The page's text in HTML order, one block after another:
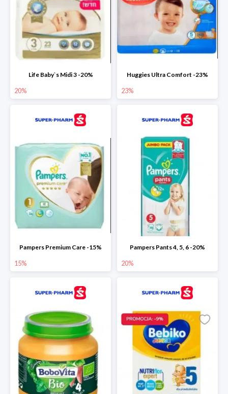
Life Baby`s Midi 3 -20%
20%
Huggies Ultra Comfort -23%
23%
Pampers Premium Care -15%
15%
Pampers Pants 4, 5, 6 -20%
20%